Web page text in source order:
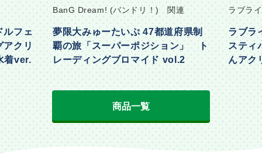
ルフェ
アクリ
着ver.
BanG Dream! (バンドリ！) 関連
夢限大みゅーたいぷ 47都道府県制
覇の旅「スーパーポジション」 ト
レーディングブロマイド vol.2
ラブラ
ラブラ
スティ
んアク
商品一覧